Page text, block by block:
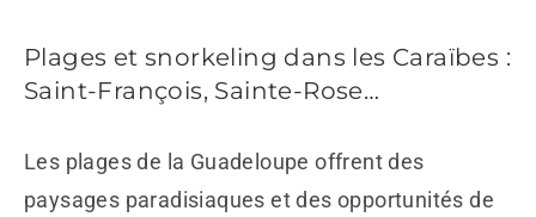
Plages et snorkeling dans les Caraïbes :
Saint-François, Sainte-Rose…
Les plages de la Guadeloupe offrent des
paysages paradisiaques et des opportunités de